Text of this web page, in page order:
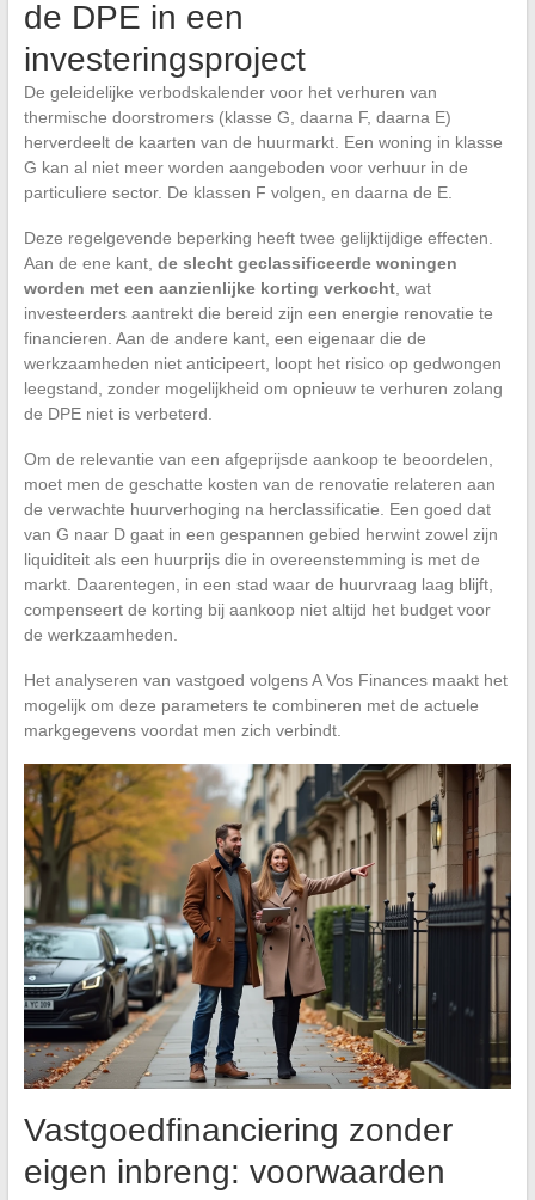
de DPE in een
investeringsproject
De geleidelijke verbodskalender voor het verhuren van
thermische doorstromers (klasse G, daarna F, daarna E)
herverdeelt de kaarten van de huurmarkt. Een woning in klasse
G kan al niet meer worden aangeboden voor verhuur in de
particuliere sector. De klassen F volgen, en daarna de E.
Deze regelgevende beperking heeft twee gelijktijdige effecten.
Aan de ene kant, de slecht geclassificeerde woningen
worden met een aanzienlijke korting verkocht, wat
investeerders aantrekt die bereid zijn een energie renovatie te
financieren. Aan de andere kant, een eigenaar die de
werkzaamheden niet anticipeert, loopt het risico op gedwongen
leegstand, zonder mogelijkheid om opnieuw te verhuren zolang
de DPE niet is verbeterd.
Om de relevantie van een afgeprijsde aankoop te beoordelen,
moet men de geschatte kosten van de renovatie relateren aan
de verwachte huurverhoging na herclassificatie. Een goed dat
van G naar D gaat in een gespannen gebied herwint zowel zijn
liquiditeit als een huurprijs die in overeenstemming is met de
markt. Daarentegen, in een stad waar de huurvraag laag blijft,
compenseert de korting bij aankoop niet altijd het budget voor
de werkzaamheden.
Het analyseren van vastgoed volgens A Vos Finances maakt het
mogelijk om deze parameters te combineren met de actuele
markgegevens voordat men zich verbindt.
Vastgoedfinanciering zonder
eigen inbreng: voorwaarden